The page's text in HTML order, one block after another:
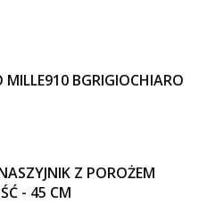
BGRIGIOCHIARO
Z POROŻEM
- 45 CM